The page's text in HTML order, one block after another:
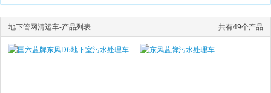
地下管网清运车-产品列表 共有49个产品